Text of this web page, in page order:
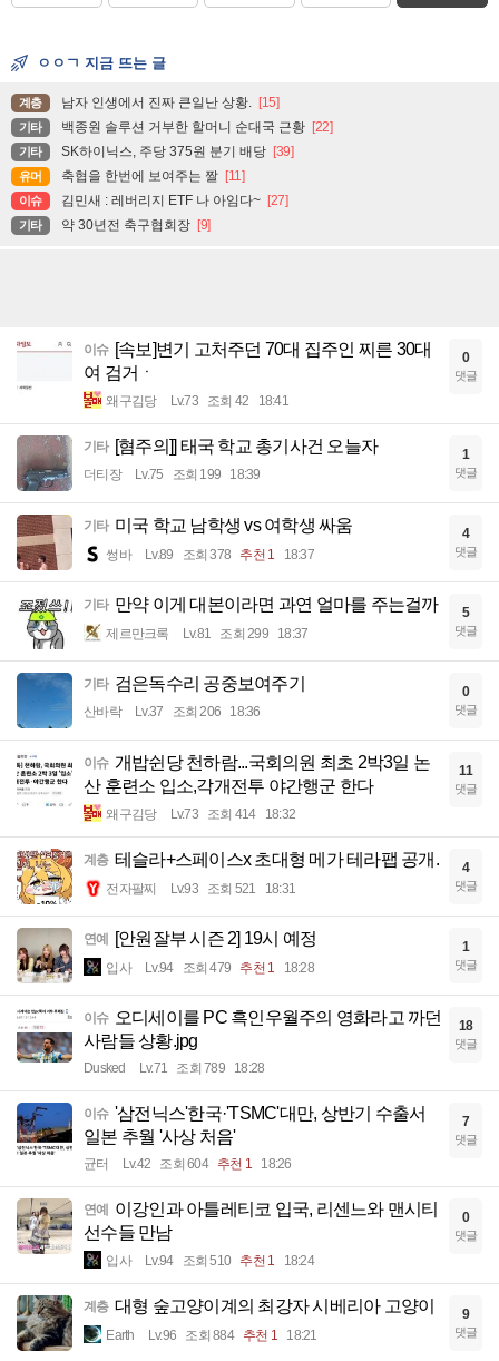
ㅇㅇㄱ 지금 뜨는 글
계층 남자 인생에서 진짜 큰일난 상황. [15]
기타 백종원 솔루션 거부한 할머니 순대국 근황 [22]
기타 SK하이닉스, 주당 375원 분기 배당 [39]
유머 축협을 한번에 보여주는 짤 [11]
이슈 김민새 : 레버리지 ETF 나 아임다~ [27]
기타 약 30년전 축구협회장 [9]
이슈 [속보]변기 고처주던 70대 집주인 찌른 30대
여 검거ㆍ
왜구김당 Lv.73 조회 42 18:41
0
댓글
기타 [혐주의]] 태국 학교 총기사건 오늘자
더티장 Lv.75 조회 199 18:39
1
댓글
기타 미국 학교 남학생 vs 여학생 싸움
썽바 Lv.89 조회 378 추천 1 18:37
4
댓글
기타 만약 이게 대본이라면 과연 얼마를 주는걸까
제르만크록 Lv.81 조회 299 18:37
5
댓글
기타 검은독수리 공중보여주기
산바락 Lv.37 조회 206 18:36
0
댓글
이슈 개밥쉰당 천하람...국회의원 최초 2박3일 논
산 훈련소 입소,각개전투 야간행군 한다
왜구김당 Lv.73 조회 414 18:32
11
댓글
계층 테슬라+스페이스x 초대형 메가 테라팹 공개.
전자팔찌 Lv.93 조회 521 18:31
4
댓글
연예 [안원잘부 시즌 2] 19시 예정
입사 Lv.94 조회 479 추천 1 18:28
1
댓글
이슈 오디세이를 PC 흑인우월주의 영화라고 까던
사람들 상황.jpg
Dusked Lv.71 조회 789 18:28
18
댓글
이슈 '삼전닉스'한국·'TSMC'대만, 상반기 수출서
일본 추월 '사상 처음'
균터 Lv.42 조회 604 추천 1 18:26
7
댓글
연예 이강인과 아틀레티코 입국, 리센느와 맨시티
선수들 만남
입사 Lv.94 조회 510 추천 1 18:24
0
댓글
계층 대형 숲고양이계의 최강자 시베리아 고양이
Earth Lv.96 조회 884 추천 1 18:21
9
댓글